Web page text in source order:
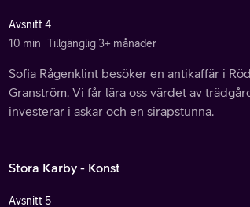
Avsnitt 4
10 min Tillgänglig 3+ månader
Sofia Rågenklint besöker en antikaffär i
Granström. Vi får lära oss värdet av
investerar i askar och en sirapstunna.
Stora Karby - Konst
Avsnitt 5